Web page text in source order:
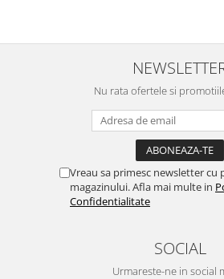
Nu rata ofertele si
Vreau sa primesc newsletter cu
magazinului. Afla mai multe in
Confidentialitate
SOCIAL
Urmareste-ne in social